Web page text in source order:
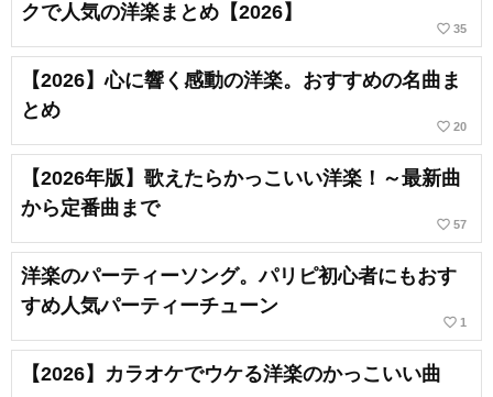
クで人気の洋楽まとめ【2026】
favorite_border 35
【2026】心に響く感動の洋楽。おすすめの名曲ま
とめ
favorite_border 20
【2026年版】歌えたらかっこいい洋楽！～最新曲
から定番曲まで
favorite_border 57
洋楽のパーティーソング。パリピ初心者にもおす
すめ人気パーティーチューン
favorite_border 1
【2026】カラオケでウケる洋楽のかっこいい曲